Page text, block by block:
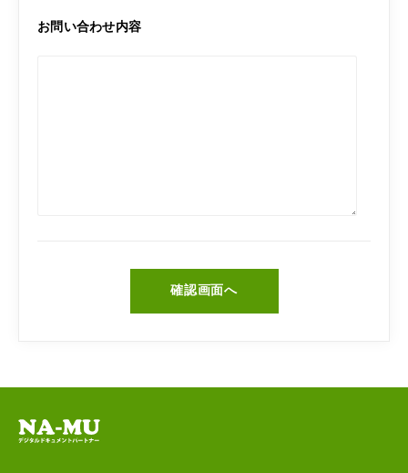
お問い合わせ内容